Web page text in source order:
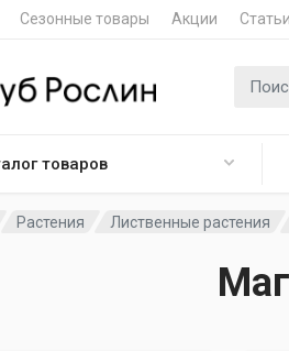
Сезонные товары Акции Статьи
товаров
Поиск
Растения Лиственные растения